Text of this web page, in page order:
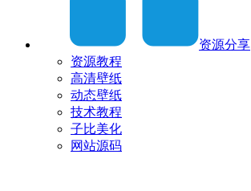
资源分享
资源教程
高清壁纸
动态壁纸
技术教程
子比美化
网站源码